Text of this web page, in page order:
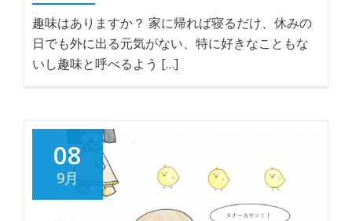
趣味はありますか？ 家に帰れば寝るだけ、休みの
日でも外に出る元気がない、特に好きなこともな
いし趣味と呼べるよう […]
08
9月